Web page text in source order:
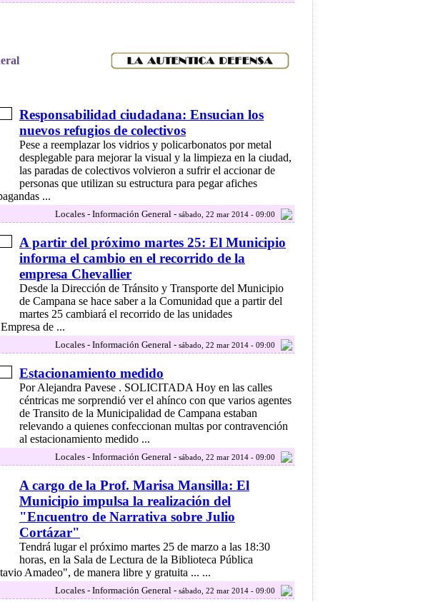
Responsabilidad ciudadana: Ensucian los
nuevos refugios de colectivos
Pese a reemplazar los vidrios y policarbonatos por metal
desplegable para mejorar la visual y la limpieza en la ciudad,
las paradas de colectivos volvieron a sufrir el accionar de
personas que utilizan su estructura para pegar afiches
...
Locales - Información General - sábado, 22 mar 2014 - 09:00
A partir del próximo martes 25: El Municipio
informa el cambio en el recorrido de la
empresa Chevallier
Desde la Dirección de Tránsito y Transporte del Municipio
de Campana se hace saber a la Comunidad que a partir del
martes 25 cambiará el recorrido de las unidades
de ...
Locales - Información General - sábado, 22 mar 2014 - 09:00
Estacionamiento medido
Por Alejandra Pavese . SOLICITADA Hoy en las calles
céntricas me sorprendió ver el ahínco con que varios agentes
de Transito de la Municipalidad de Campana estaban
relevando a quienes confeccionan multas por contravención
al estacionamiento medido ...
Locales - Información General - sábado, 22 mar 2014 - 09:00
A cargo de la Prof. Marisa Mansilla: El
Municipio impulsa la realización del
"Encuentro de Narrativa sobre Julio
Cortázar"
Tendrá lugar el próximo martes 25 de marzo a las 18:30
horas, en la Sala de Lectura de la Biblioteca Pública
Amadeo", de manera libre y gratuita ... ...
Locales - Información General - sábado, 22 mar 2014 - 09:00